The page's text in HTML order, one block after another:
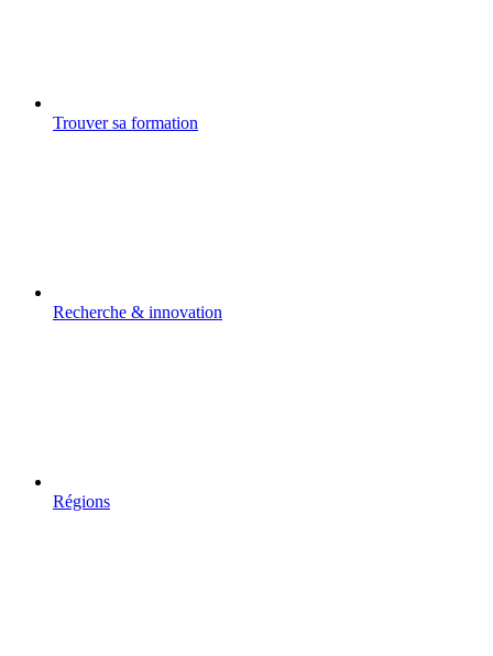
Trouver sa formation
Recherche & innovation
Régions